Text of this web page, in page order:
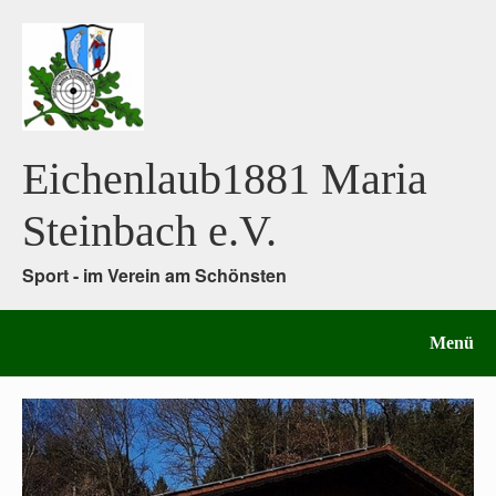
Eichenlaub1881 Maria
Steinbach e.V.
Sport - im Verein am Schönsten
Menü